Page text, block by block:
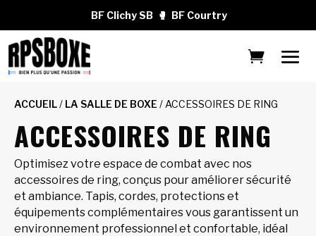
BF Clichy SB 🥊 BF Courtry
ACCUEIL/ LA SALLE DE BOXE / ACCESSOIRES DE RING
ACCESSOIRES DE RING
Optimisez votre espace de combat avec nos
accessoires de ring, conçus pour améliorer sécurité
et ambiance. Tapis, cordes, protections et
équipements complémentaires vous garantissent un
environnement professionnel et confortable, idéal